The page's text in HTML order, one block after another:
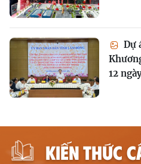
Dự
12
KIẾN THỨC